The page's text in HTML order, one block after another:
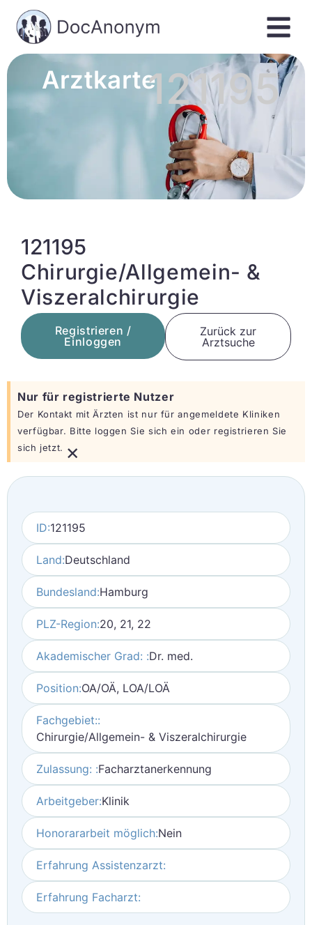
Arztkarte121195
121195
Chirurgie/Allgemein- &
Viszeralchirurgie
Registrieren /
Einloggen
Zurück zur
Arztsuche
Nur für registrierte Nutzer
Der Kontakt mit Ärzten ist nur für angemeldete Kliniken
verfügbar. Bitte loggen Sie sich ein oder registrieren Sie
sich jetzt. ×
ID:121195
Land:Deutschland
Bundesland:Hamburg
PLZ-Region:20, 21, 22
Akademischer Grad: :Dr. med.
Position:OA/OÄ, LOA/LOÄ
Fachgebiet::
Chirurgie/Allgemein- & Viszeralchirurgie
Zulassung: :Facharztanerkennung
Arbeitgeber:Klinik
Honorararbeit möglich:Nein
Erfahrung Assistenzarzt:
Erfahrung Facharzt: